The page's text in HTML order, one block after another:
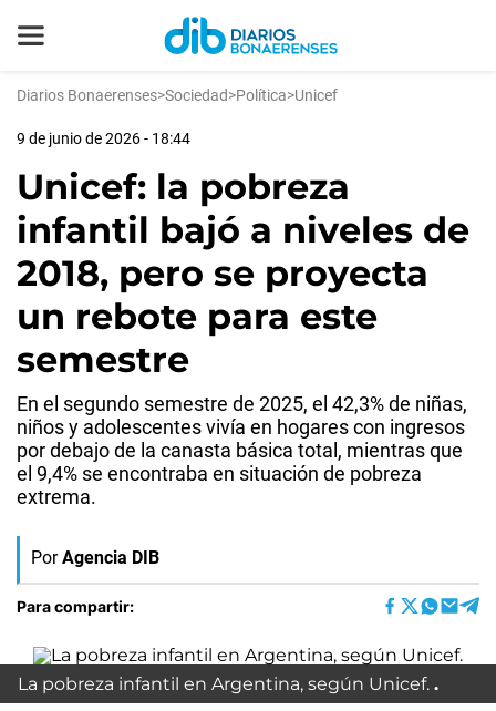
Diarios Bonaerenses>Sociedad>Política>Unicef
9 de junio de 2026 - 18:44
Unicef: la pobreza
infantil bajó a niveles de
2018, pero se proyecta
un rebote para este
semestre
En el segundo semestre de 2025, el 42,3% de niñas,
niños y adolescentes vivía en hogares con ingresos
por debajo de la canasta básica total, mientras que
el 9,4% se encontraba en situación de pobreza
extrema.
Por Agencia DIB
Para compartir:
La pobreza infantil en Argentina, según Unicef.